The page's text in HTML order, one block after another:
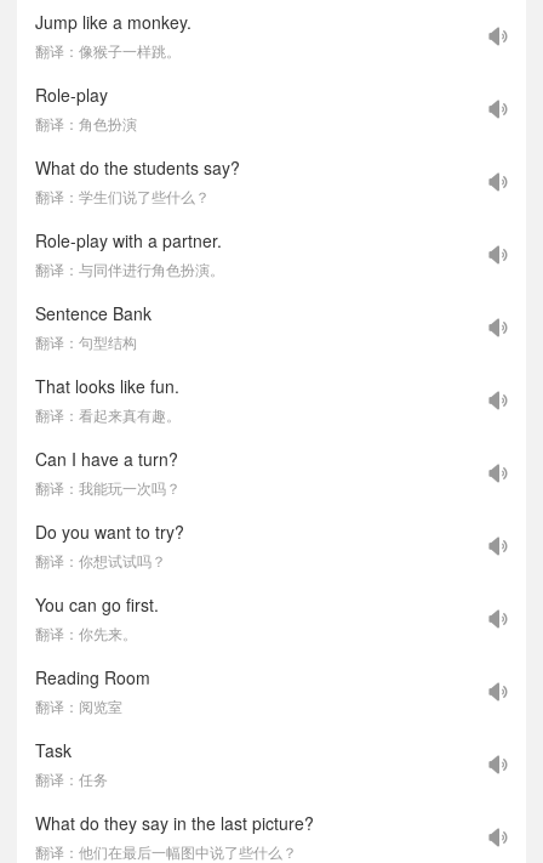
Jump like a monkey.
翻译：像猴子一样跳。
Role-play
翻译：角色扮演
What do the students say?
翻译：学生们说了些什么？
Role-play with a partner.
翻译：与同伴进行角色扮演。
Sentence Bank
翻译：句型结构
That looks like fun.
翻译：看起来真有趣。
Can I have a turn?
翻译：我能玩一次吗？
Do you want to try?
翻译：你想试试吗？
You can go first.
翻译：你先来。
Reading Room
翻译：阅览室
Task
翻译：任务
What do they say in the last picture?
翻译：他们在最后一幅图中说了些什么？